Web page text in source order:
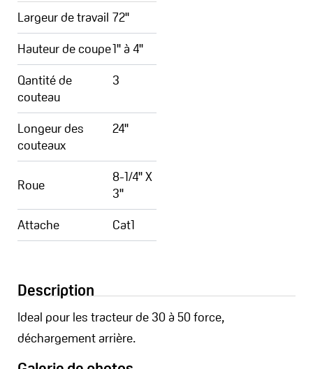
Largeur de travail 72''
Hauteur de coupe1'' à 4''
Qantité de
couteau
3
Longeur des
couteaux
24''
Roue
8-1/4'' X
3''
Attache
Cat1
Description
Ideal pour les tracteur de 30 à 50 force,
déchargement arrière.